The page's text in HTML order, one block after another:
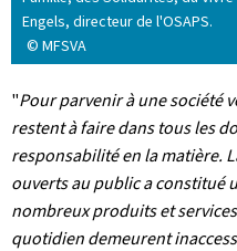
Engels, directeur de l'OSAPS.
© MFSVA
"Pour parvenir à une société
restent à faire dans tous les
responsabilité en la matière.
ouverts au public a constitué
nombreux produits et
quotidien demeurent